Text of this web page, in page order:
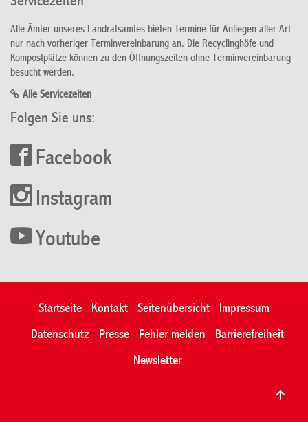
Alle Ämter unseres Landratsamtes bieten Termine für Anliegen aller Art
nur nach vorheriger Terminvereinbarung an. Die Recyclinghöfe und
Kompostplätze können zu den Öffnungszeiten ohne Terminvereinbarung
besucht werden.
Alle Servicezeiten
Folgen Sie uns:
Facebook
Instagram
Youtube
Startseite Kontakt Seitenübersicht
Impressum
Datenschutz
Presse Fehler melden
Barrierefreiheit
Newsletter